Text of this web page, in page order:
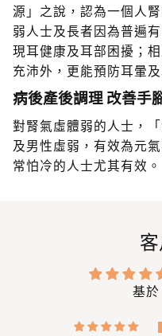
源」之說，認為一個人
弱人士及長者因為普遍
現耳健康及耳部困擾；
充沛外，更能預防耳暈
病後產後調理 改善手
對腎氣虛體弱的人士，
及男性虛弱，有效為元
常怕冷的人士尤其有效
基